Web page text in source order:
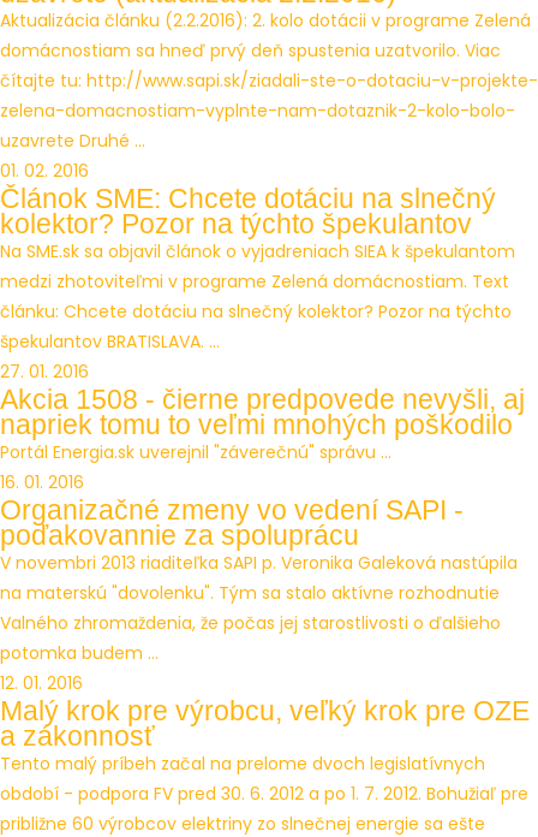
Aktualizácia článku (2.2.2016): 2. kolo dotácii v programe Zelená
domácnostiam sa hneď prvý deň spustenia uzatvorilo. Viac
čítajte tu: http://www.sapi.sk/ziadali-ste-o-dotaciu-v-projekte-
zelena-domacnostiam-vyplnte-nam-dotaznik-2-kolo-bolo-
uzavrete Druhé ...
01. 02. 2016
Článok SME: Chcete dotáciu na slnečný
kolektor? Pozor na týchto špekulantov
Na SME.sk sa objavil článok o vyjadreniach SIEA k špekulantom
medzi zhotoviteľmi v programe Zelená domácnostiam. Text
článku: Chcete dotáciu na slnečný kolektor? Pozor na týchto
špekulantov BRATISLAVA. ...
27. 01. 2016
Akcia 1508 - čierne predpovede nevyšli, aj
napriek tomu to veľmi mnohých poškodilo
Portál Energia.sk uverejnil "záverečnú" správu ...
16. 01. 2016
Organizačné zmeny vo vedení SAPI -
poďakovannie za spoluprácu
V novembri 2013 riaditeľka SAPI p. Veronika Galeková nastúpila
na materskú "dovolenku". Tým sa stalo aktívne rozhodnutie
Valného zhromaždenia, že počas jej starostlivosti o ďalšieho
potomka budem ...
12. 01. 2016
Malý krok pre výrobcu, veľký krok pre OZE
a zákonnosť
Tento malý príbeh začal na prelome dvoch legislatívnych
období - podpora FV pred 30. 6. 2012 a po 1. 7. 2012. Bohužiaľ pre
približne 60 výrobcov elektriny zo slnečnej energie sa ešte